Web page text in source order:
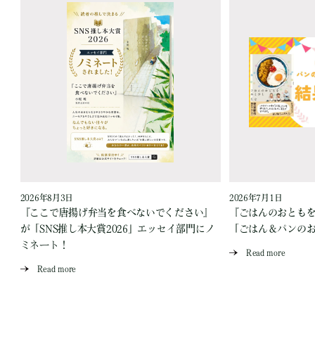
2026年8月3日
『ここで唐揚げ弁当を食べないでください』
が「SNS推し本大賞2026」エッセイ部門にノ
ミネート！
Read more
2026年7月1日
『ごはんのおとも
「ごはん＆パンの
Read more